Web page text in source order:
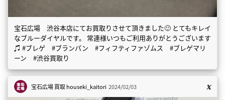
宝石広場 渋谷本店にてお買取りさせて頂きました🙂 とてもキレイ
なブルーダイヤルです。 常連様いつもご利用ありがとうございます
♫ #ブレゲ #ブランパン #フィフティファゾムス #ブレゲマリ
ーン #渋谷買取り
宝石広場 買取houseki_kaitori 2024/02/03